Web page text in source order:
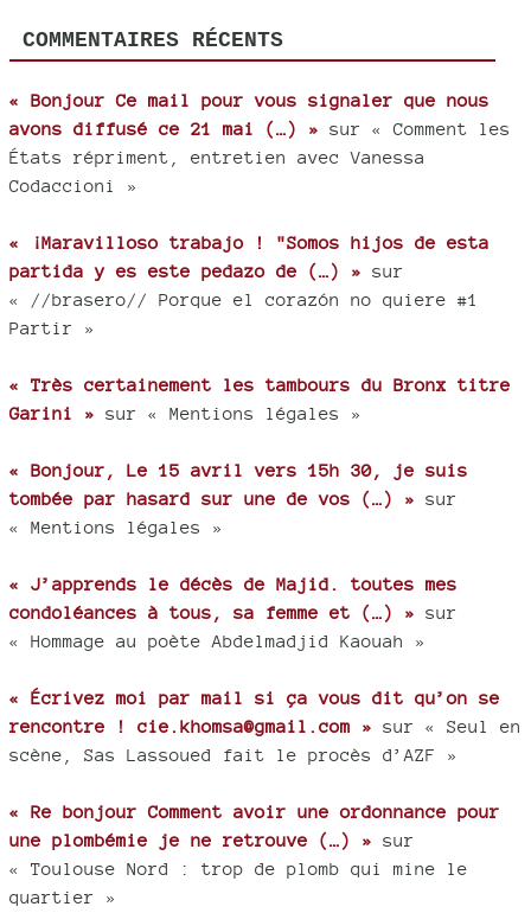
COMMENTAIRES RÉCENTS
« Bonjour Ce mail pour vous signaler que nous
avons diffusé ce 21 mai (…) » sur « Comment les
États répriment, entretien avec Vanessa
Codaccioni »
« ¡Maravilloso trabajo ! "Somos hijos de esta
partida y es este pedazo de (…) » sur
« //brasero// Porque el corazón no quiere #1
Partir »
« Très certainement les tambours du Bronx titre
Garini » sur « Mentions légales »
« Bonjour, Le 15 avril vers 15h 30, je suis
tombée par hasard sur une de vos (…) » sur
« Mentions légales »
« J’apprends le décès de Majid. toutes mes
condoléances à tous, sa femme et (…) » sur
« Hommage au poète Abdelmadjid Kaouah »
« Écrivez moi par mail si ça vous dit qu’on se
rencontre ! cie.khomsa@gmail.com » sur « Seul en
scène, Sas Lassoued fait le procès d’AZF »
« Re bonjour Comment avoir une ordonnance pour
une plombémie je ne retrouve (…) » sur
« Toulouse Nord : trop de plomb qui mine le
quartier »